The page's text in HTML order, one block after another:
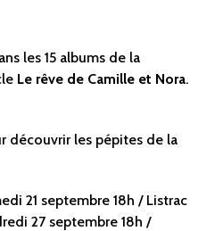
les 15 albums de la
Le rêve de Camille et Nora.
découvrir les pépites de la
21 septembre 18h / Listrac
27 septembre 18h /